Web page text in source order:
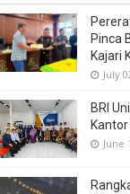
Pinca
Kajari
July
BRI
June